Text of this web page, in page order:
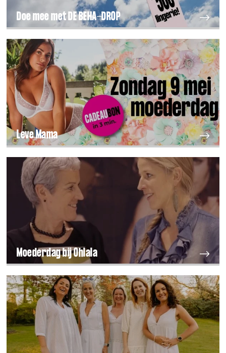
Doe mee met DE BEHA-DROP
Leve Mama
Moederdag bij Ohlala